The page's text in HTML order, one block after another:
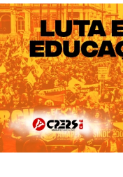
CPERS – Sindicato
CPERS – Sindicato
do Estado do Rio